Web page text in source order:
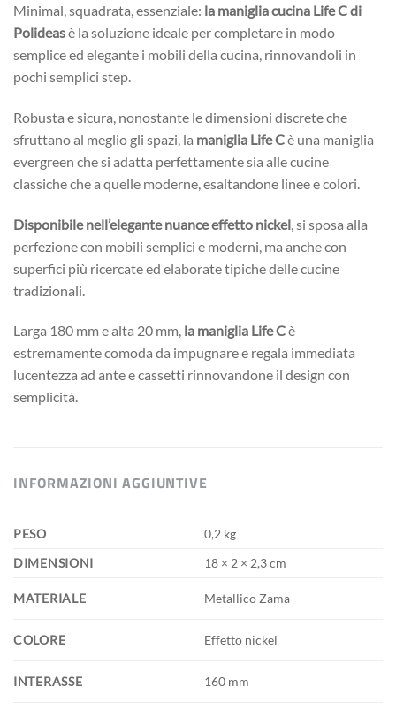
Minimal, squadrata, essenziale: la maniglia cucina Life C di
Polideasè la soluzione ideale per completare in modo
semplice ed elegante i mobili della cucina, rinnovandoli in
pochi semplici step.
Robusta e sicura, nonostante le dimensioni discrete che
sfruttano al meglio gli spazi, la maniglia Life Cè una maniglia
evergreen che si adatta perfettamente sia alle cucine
classiche che a quelle moderne, esaltandone linee e colori.
Disponibile nell’elegante nuance effetto nickel , si sposa alla
perfezione con mobili semplici e moderni, ma anche con
superfici più ricercate ed elaborate tipiche delle cucine
tradizionali.
Larga 180 mm e alta 20 mm, la maniglia Life Cè
estremamente comoda da impugnare e regala immediata
lucentezza ad ante e cassetti rinnovandone il design con
semplicità.
INFORMAZIONI AGGIUNTIVE
PESO
0,2 kg
DIMENSIONI
18 × 2 × 2,3 cm
MATERIALE Metallico Zama
COLORE Effetto nickel
INTERASSE 160 mm